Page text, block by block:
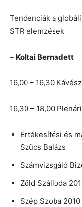
Tendenciák a
STR elemzések
– Koltai Bernadett
16,00 – 16,30
16,30 – 18,00
Értékesítési és
Szűcs Balázs
Számvizsgáló
Zöld Szálloda
Szép Szoba